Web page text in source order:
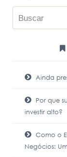
Ainda
Por que
investir alto?
Como o
Negócios: